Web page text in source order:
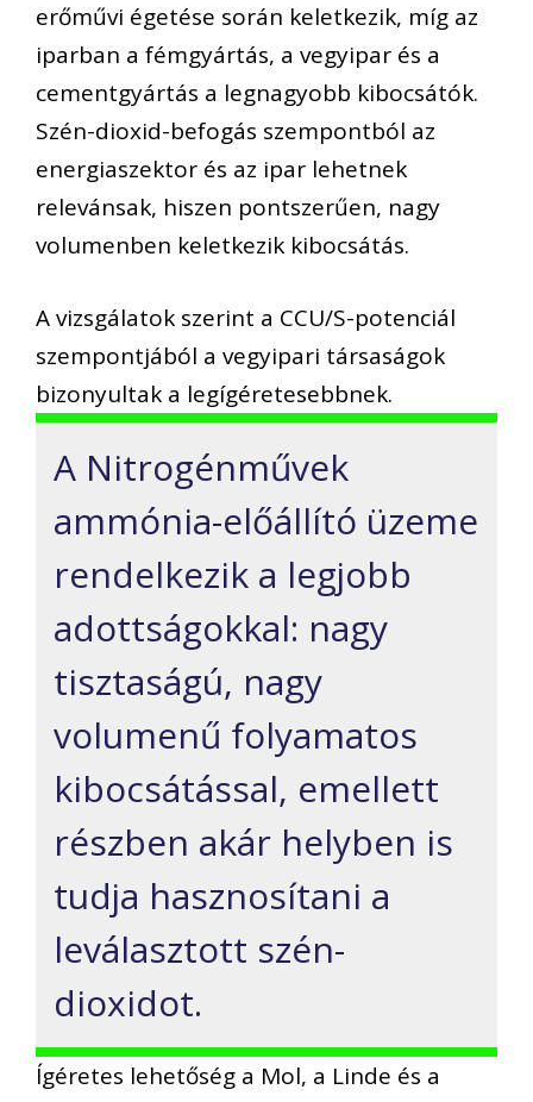
erőművi égetése során keletkezik, míg az
iparban a fémgyártás, a vegyipar és a
cementgyártás a legnagyobb kibocsátók.
Szén-dioxid-befogás szempontból az
energiaszektor és az ipar lehetnek
relevánsak, hiszen pontszerűen, nagy
volumenben keletkezik kibocsátás.
A vizsgálatok szerint a CCU/S-potenciál
szempontjából a vegyipari társaságok
bizonyultak a legígéretesebbnek.
A Nitrogénművek
ammónia-előállító üzeme
rendelkezik a legjobb
adottságokkal: nagy
tisztaságú, nagy
volumenű folyamatos
kibocsátással, emellett
részben akár helyben is
tudja hasznosítani a
leválasztott szén-
dioxidot.
Ígéretes lehetőség a Mol, a Linde és a